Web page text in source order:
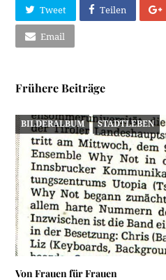
Tweet Teilen
Email
Frühere Beiträge
BILDERALBUM STADTLEBEN
Von Frauen für Frauen